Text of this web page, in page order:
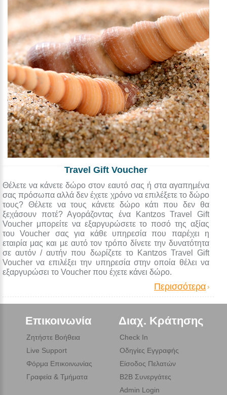
Travel Gift Voucher
Θέλετε να κάνετε δώρο στον εαυτό σας ή στα αγαπημένα
σας πρόσωπα αλλά δεν έχετε χρόνο να επιλέξετε το δώρο
τους? Θέλετε να τους κάνετε δώρο κάτι που δεν θα
ξεχάσουν ποτέ? Αγοράζοντας ένα Kantzos Travel Gift
Voucher μπορείτε να εξαργυρώσετε το ποσό της αξίας
του Voucher σας για κάθε υπηρεσία που παρέχει η
εταιρία μας και με αυτό τον τρόπο δίνετε την δυνατότητα
σε αυτόν / αυτήν που δωρίζετε το Kantzos Travel Gift
Voucher να επιλέξει την υπηρεσία στην οποία θέλει να
εξαργυρώσει το Voucher που έχετε κάνει δώρο.
Περισσότερα
Επικοινωνία
Ζητήστε Βοήθεια
Live Support
Φόρμα Επικοινωνίας
Γραφεία & Τμήματα
Διαχ. Κράτησης
Check In
Οδηγίες Εγγραφής
Είσοδος Πελατών
B2B Συνεργάτες
Admin Login